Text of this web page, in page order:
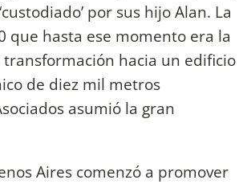
por sus hijo Alan. La
que hasta ese momento era la
hacia un edificio
de diez mil metros
asumió la gran
Aires comenzó a promover